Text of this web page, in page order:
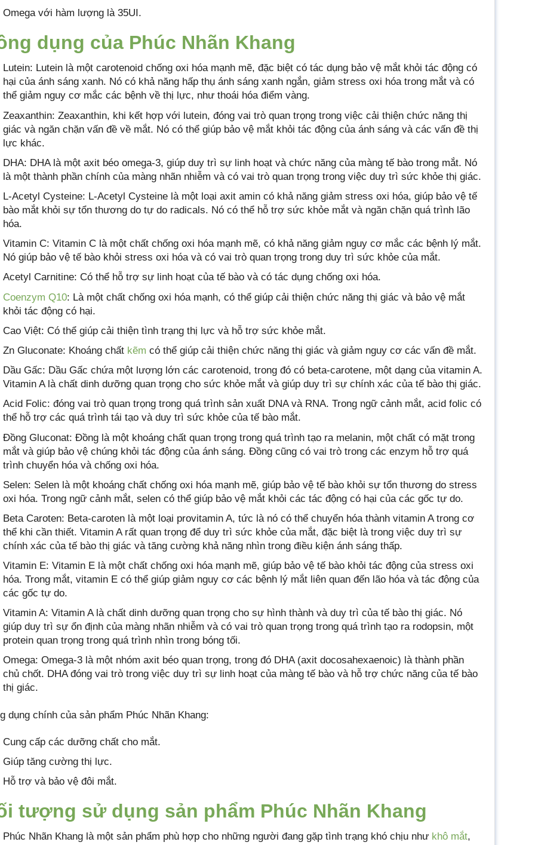
Omega với hàm lượng là 35UI.
dụng của Phúc Nhãn Khang
Lutein: Lutein là một carotenoid chống oxi hóa mạnh mẽ, đặc biệt có tác dụng bảo vệ mắt khỏi tác động có
hại của ánh sáng xanh. Nó có khả năng hấp thụ ánh sáng xanh ngắn, giảm stress oxi hóa trong mắt và có
thể giảm nguy cơ mắc các bệnh về thị lực, như thoái hóa điểm vàng.
Zeaxanthin: Zeaxanthin, khi kết hợp với lutein, đóng vai trò quan trọng trong việc cải thiện chức năng thị
giác và ngăn chặn vấn đề về mắt. Nó có thể giúp bảo vệ mắt khỏi tác động của ánh sáng và các vấn đề thị
lực khác.
DHA: DHA là một axit béo omega-3, giúp duy trì sự linh hoạt và chức năng của màng tế bào trong mắt. Nó
là một thành phần chính của màng nhãn nhiễm và có vai trò quan trọng trong việc duy trì sức khỏe thị giác.
L-Acetyl Cysteine: L-Acetyl Cysteine là một loại axit amin có khả năng giảm stress oxi hóa, giúp bảo vệ tế
bào mắt khỏi sự tổn thương do tự do radicals. Nó có thể hỗ trợ sức khỏe mắt và ngăn chặn quá trình lão
hóa.
Vitamin C: Vitamin C là một chất chống oxi hóa mạnh mẽ, có khả năng giảm nguy cơ mắc các bệnh lý mắt.
Nó giúp bảo vệ tế bào khỏi stress oxi hóa và có vai trò quan trọng trong duy trì sức khỏe của mắt.
Acetyl Carnitine: Có thể hỗ trợ sự linh hoạt của tế bào và có tác dụng chống oxi hóa.
Coenzym Q10: Là một chất chống oxi hóa mạnh, có thể giúp cải thiện chức năng thị giác và bảo vệ mắt
khỏi tác động có hại.
Cao Việt: Có thể giúp cải thiện tình trạng thị lực và hỗ trợ sức khỏe mắt.
Zn Gluconate: Khoáng chất kẽm có thể giúp cải thiện chức năng thị giác và giảm nguy cơ các vấn đề mắt.
Dầu Gấc: Dầu Gấc chứa một lượng lớn các carotenoid, trong đó có beta-carotene, một dạng của vitamin A.
Vitamin A là chất dinh dưỡng quan trọng cho sức khỏe mắt và giúp duy trì sự chính xác của tế bào thị giác.
Acid Folic: đóng vai trò quan trọng trong quá trình sản xuất DNA và RNA. Trong ngữ cảnh mắt, acid folic có
thể hỗ trợ các quá trình tái tạo và duy trì sức khỏe của tế bào mắt.
Đồng Gluconat: Đồng là một khoáng chất quan trọng trong quá trình tạo ra melanin, một chất có mặt trong
mắt và giúp bảo vệ chúng khỏi tác động của ánh sáng. Đồng cũng có vai trò trong các enzym hỗ trợ quá
trình chuyển hóa và chống oxi hóa.
Selen: Selen là một khoáng chất chống oxi hóa mạnh mẽ, giúp bảo vệ tế bào khỏi sự tổn thương do stress
oxi hóa. Trong ngữ cảnh mắt, selen có thể giúp bảo vệ mắt khỏi các tác động có hại của các gốc tự do.
Beta Caroten: Beta-caroten là một loại provitamin A, tức là nó có thể chuyển hóa thành vitamin A trong cơ
thể khi cần thiết. Vitamin A rất quan trọng để duy trì sức khỏe của mắt, đặc biệt là trong việc duy trì sự
chính xác của tế bào thị giác và tăng cường khả năng nhìn trong điều kiện ánh sáng thấp.
Vitamin E: Vitamin E là một chất chống oxi hóa mạnh mẽ, giúp bảo vệ tế bào khỏi tác động của stress oxi
hóa. Trong mắt, vitamin E có thể giúp giảm nguy cơ các bệnh lý mắt liên quan đến lão hóa và tác động của
các gốc tự do.
Vitamin A: Vitamin A là chất dinh dưỡng quan trọng cho sự hình thành và duy trì của tế bào thị giác. Nó
giúp duy trì sự ổn định của màng nhãn nhiễm và có vai trò quan trọng trong quá trình tạo ra rodopsin, một
protein quan trọng trong quá trình nhìn trong bóng tối.
Omega: Omega-3 là một nhóm axit béo quan trọng, trong đó DHA (axit docosahexaenoic) là thành phần
chủ chốt. DHA đóng vai trò trong việc duy trì sự linh hoạt của màng tế bào và hỗ trợ chức năng của tế bào
thị giác.
dụng chính của sản phẩm Phúc Nhãn Khang:
Cung cấp các dưỡng chất cho mắt.
Giúp tăng cường thị lực.
Hỗ trợ và bảo vệ đôi mắt.
tượng sử dụng sản phẩm Phúc Nhãn Khang
Phúc Nhãn Khang là một sản phẩm phù hợp cho những người đang gặp tình trạng khó chịu như khô mắt,